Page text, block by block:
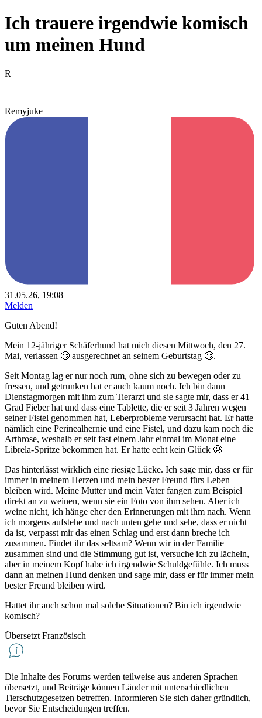
Ich trauere irgendwie komisch
um meinen Hund
R
Remyjuke
31.05.26, 19:08
Melden
Guten Abend!
Mein 12-jähriger Schäferhund hat mich diesen Mittwoch, den 27.
Mai, verlassen 🥲 ausgerechnet an seinem Geburtstag 🥲.
Seit Montag lag er nur noch rum, ohne sich zu bewegen oder zu
fressen, und getrunken hat er auch kaum noch. Ich bin dann
Dienstagmorgen mit ihm zum Tierarzt und sie sagte mir, dass er 41
Grad Fieber hat und dass eine Tablette, die er seit 3 Jahren wegen
seiner Fistel genommen hat, Leberprobleme verursacht hat. Er hatte
nämlich eine Perinealhernie und eine Fistel, und dazu kam noch die
Arthrose, weshalb er seit fast einem Jahr einmal im Monat eine
Librela-Spritze bekommen hat. Er hatte echt kein Glück 🥲
Das hinterlässt wirklich eine riesige Lücke. Ich sage mir, dass er für
immer in meinem Herzen und mein bester Freund fürs Leben
bleiben wird. Meine Mutter und mein Vater fangen zum Beispiel
direkt an zu weinen, wenn sie ein Foto von ihm sehen. Aber ich
weine nicht, ich hänge eher den Erinnerungen mit ihm nach. Wenn
ich morgens aufstehe und nach unten gehe und sehe, dass er nicht
da ist, verpasst mir das einen Schlag und erst dann breche ich
zusammen. Findet ihr das seltsam? Wenn wir in der Familie
zusammen sind und die Stimmung gut ist, versuche ich zu lächeln,
aber in meinem Kopf habe ich irgendwie Schuldgefühle. Ich muss
dann an meinen Hund denken und sage mir, dass er für immer mein
bester Freund bleiben wird.
Hattet ihr auch schon mal solche Situationen? Bin ich irgendwie
komisch?
Übersetzt Französisch
Die Inhalte des Forums werden teilweise aus anderen Sprachen
übersetzt, und Beiträge können Länder mit unterschiedlichen
Tierschutzgesetzen betreffen. Informieren Sie sich daher gründlich,
bevor Sie Entscheidungen treffen.